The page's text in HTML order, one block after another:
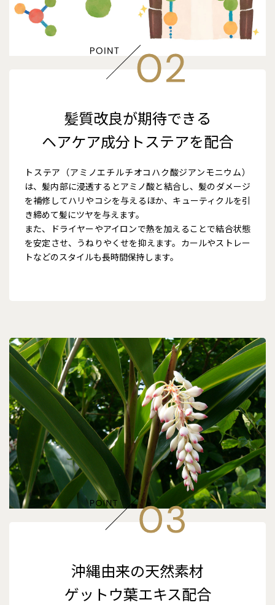
髪質改良が期待できる
ヘアケア成分トステアを配合
トステア（アミノエチルチオコハク酸ジアンモニウム）
は、髪内部に浸透するとアミノ酸と結合し、髪のダメージ
を補修してハリやコシを与えるほか、キューティクルを引
き締めて髪にツヤを与えます。
また、ドライヤーやアイロンで熱を加えることで結合状態
を安定させ、うねりやくせを抑えます。カールやストレー
トなどのスタイルも長時間保持します。
沖縄由来の天然素材
ゲットウ葉エキス配合